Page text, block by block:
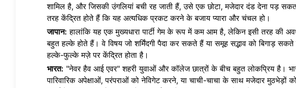
शामिल है, और जिसकी उंगलियां बची रह जाती हैं, उसे एक छोटा, मजेदार दंड देना पड़
तरह केंद्रित होते हैं कि यह अत्यधिक प्रकट करने के बजाय प्यारा और चंचल हो।
जापान: हालांकि यह एक मुख्यधारा पार्टी गेम के रूप में कम आम है, लेकिन इसी तरह की
बहुत हल्के होते हैं। वे विषय जो शर्मिंदगी पैदा कर सकते हैं या समूह सद्भाव को बिगाड़
हल्के-फुल्के मज़े पर केंद्रित होता है।
भारत: "नेवर हैव आई एवर" शहरी युवाओं और कॉलेज छात्रों के बीच बहुत लोकप्रिय है।
पारिवारिक अपेक्षाओं, परंपराओं को नेविगेट करने, या चाची-चाचा के साथ मजेदार